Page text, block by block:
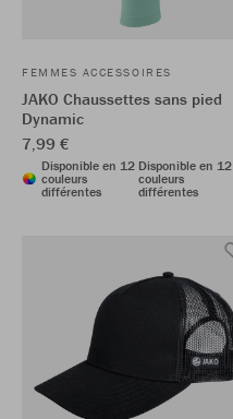
FEMMES ACCESSOIRES
JAKO Chaussettes sans pied
Dynamic
7,99 €
Disponible en 12
couleurs
différentes
Disponible en 12
couleurs
différentes